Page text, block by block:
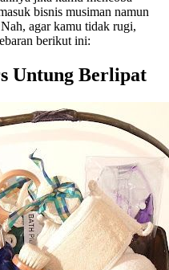
bisnis musiman namun
agar kamu tidak rugi,
berikut ini:
Untung Berlipat